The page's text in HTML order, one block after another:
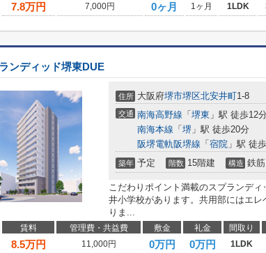
7.8万円 7,000円 0ヶ月 1ヶ月 1LDK
ンディッド堺東DUE
住所 大阪府堺市堺区北安井町1-8
交通 南海高野線 「 堺東 」駅 徒歩12分
南海本線 「 堺 」駅 徒歩20分
阪堺電軌阪堺線 「 宿院 」駅 徒
築年 予定 階数 15階建 構造 鉄
こだわりポイント満載のスプランデ
井小学校があります。共用部にはエ
りま...
賃料 管理費・共益費 敷金 礼金 間取り
8.5万円 11,000円 0万円 0万円 1LDK